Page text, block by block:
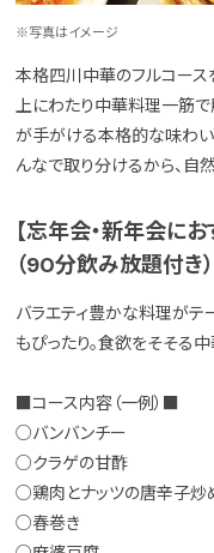
※写真はイメージ
本格四川中華のフルコース
上にわたり中華料理一筋
が手がける本格的な味わい
んなで取り分けるから、自
【忘年会・新年会に
（90分飲み放題付き）
バラエティ豊かな料理がテ
もぴったり。食欲をそそる
■コース内容（一例）■
○バンバンチー
○クラゲの甘酢
○鶏肉とナッツの唐辛子炒
○春巻き